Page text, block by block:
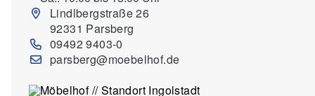
Lindlbergstraße 26
92331 Parsberg
09492 9403-0
parsberg@moebelhof.de